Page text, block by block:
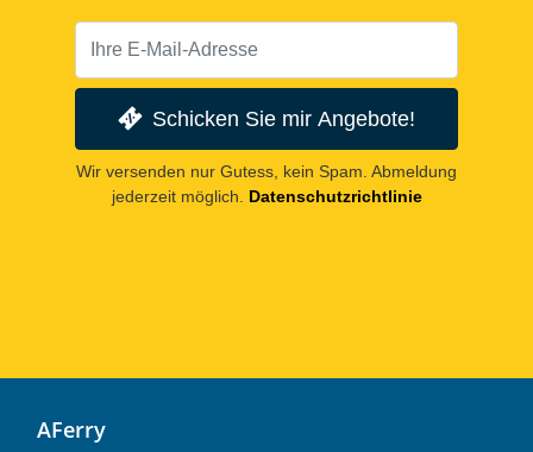
Schicken Sie mir Angebote!
Wir versenden nur Gutess, kein Spam. Abmeldung
jederzeit möglich.
Datenschutzrichtlinie
AFerry